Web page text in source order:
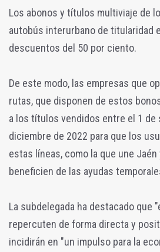
Los abonos y títulos multiviaje de
autobús interurbano de titularidad
descuentos del 50 por ciento.
De este modo, las empresas que
rutas, que disponen de estos
a los títulos vendidos entre el 1 de
diciembre de 2022 para que los
estas líneas, como la que une Jaén
beneficien de las ayudas
La subdelegada ha destacado que
repercuten de forma directa y
incidirán en "un impulso para la